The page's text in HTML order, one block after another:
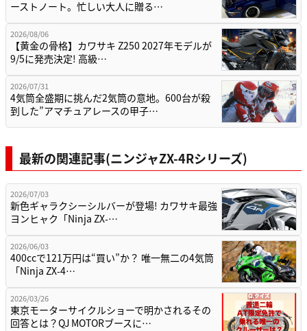
ーストノート。忙しい大人に贈る…
2026/08/06
【黄金の骨格】カワサキ Z250 2027年モデルが
9/5に発売決定! 高級…
2026/07/31
4気筒全盛期に挑んだ2気筒の意地。600台が殺
到した”アマチュアレースの甲子…
最新の関連記事(ニンジャZX-4Rシリーズ)
2026/07/03
新色ギャラクシーシルバーが登場! カワサキ最強
ヨンヒャク「Ninja ZX-…
2026/06/03
400ccで121万円は“買い”か？ 唯一無二の4気筒
「Ninja ZX-4…
2026/03/26
東京モーターサイクルショーで明かされるその
回答とは？QJ MOTORブースに…